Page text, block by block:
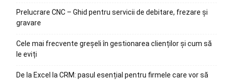
Prelucrare CNC – Ghid pentru servicii de debitare, frezare și
gravare
Cele mai frecvente greșeli în gestionarea clienților și cum să
le eviți
De la Excel la CRM: pasul esențial pentru firmele care vor să